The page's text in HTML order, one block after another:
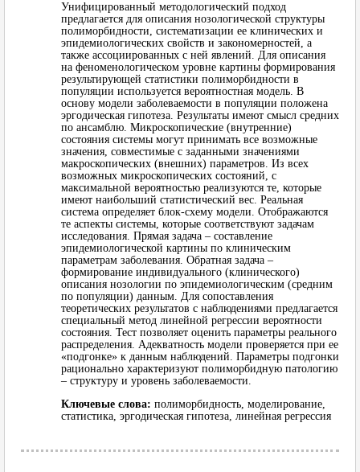
Унифицированный методологический подход
предлагается для описания нозологической структуры
полиморбидности, систематизации ее клинических и
эпидемиологических свойств и закономерностей, а
также ассоциированных с ней явлений. Для описания
на феноменологическом уровне картины формирования
результирующей статистики полиморбидности в
популяции используется вероятностная модель. В
основу модели заболеваемости в популяции положена
эргодическая гипотеза. Результаты имеют смысл средних
по ансамблю. Микроскопические (внутренние)
состояния системы могут принимать все возможные
значения, совместимые с заданными значениями
макроскопических (внешних) параметров. Из всех
возможных микроскопических состояний, с
максимальной вероятностью реализуются те, которые
имеют наибольший статистический вес. Реальная
система определяет блок-схему модели. Отображаются
те аспекты системы, которые соответствуют задачам
исследования. Прямая задача – составление
эпидемиологической картины по клиническим
параметрам заболевания. Обратная задача –
формирование индивидуального (клинического)
описания нозологии по эпидемиологическим (средним
по популяции) данным. Для сопоставления
теоретических результатов с наблюдениями предлагается
специальный метод линейной регрессии вероятности
состояния. Тест позволяет оценить параметры реального
распределения. Адекватность модели проверяется при ее
«подгонке» к данным наблюдений. Параметры подгонки
рационально характеризуют полиморбидную патологию
– структуру и уровень заболеваемости.
Ключевые слова: полиморбидность, моделирование,
статистика, эргодическая гипотеза, линейная регрессия